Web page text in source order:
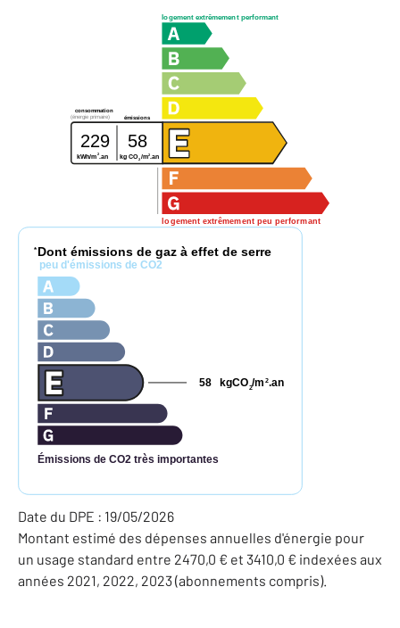
logement extrêmement performant
logement extrêmement peu performant
consommation
émissions
(énergie primaire)
229 58
kWh/m2.an kg CO2/m2 .an
* Dont émissions de gaz à effet de serre
peu d'émissions de CO2
Émissions de CO2 très importantes
kgCO2/m 2.an
58
Date du DPE : 19/05/2026
Montant estimé des dépenses annuelles d'énergie pour
un usage standard entre 2470,0 € et 3410,0 € indexées aux
années 2021, 2022, 2023 (abonnements compris).